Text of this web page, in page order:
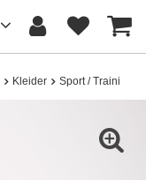
Kleider Sport /